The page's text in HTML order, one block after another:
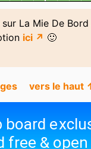
La Mie De
ici ↗ 🙂
vers le haut